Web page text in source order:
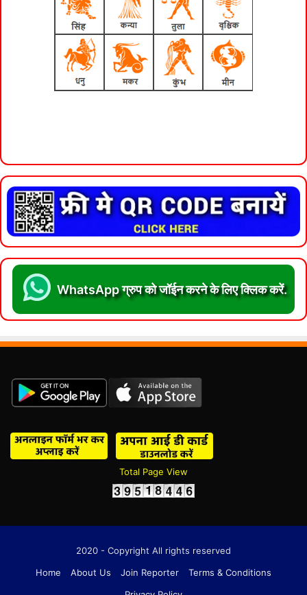
WhatsApp ग्रुप को जॉईन करने के लिए क्लिक करें.
Total Page View
2020 - Copyright All rights reserved
Home
About Us Join Reporter
Terms & Conditions